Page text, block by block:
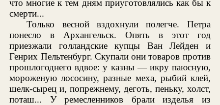
что многие к тем дням приуготовлялись как бы к
смерти...
Только весной вздохнули полегче. Петра
понесло в Архангельск. Опять в этот год
приезжали голландские купцы Ван Лейден и
Генрих Пельтенбург. Скупали они товаров против
прошлогоднего вдвое: у казны — икру паюсную,
мороженую лососину, разные меха, рыбий клей,
шелк-сырец и, попрежнему, деготь, пеньку, холст,
поташ... У ремесленников брали изделья из